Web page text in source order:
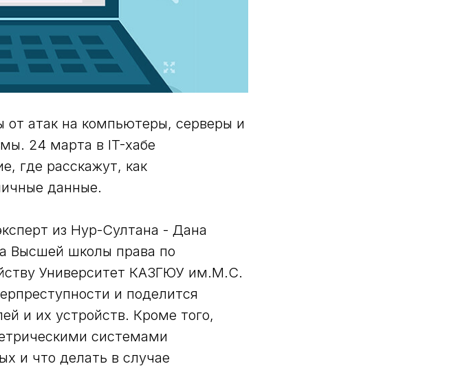
от атак на компьютеры, серверы и
24 марта в IT-хабе
где расскажут, как
данные.
из Нур-Султана - Дана
Высшей школы права по
Университет КАЗГЮУ им.М.С.
и поделится
и их устройств. Кроме того,
системами
и что делать в случае